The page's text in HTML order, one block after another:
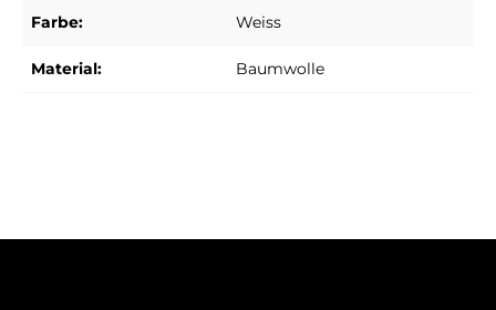
Farbe: Weiss
Material: Baumwolle